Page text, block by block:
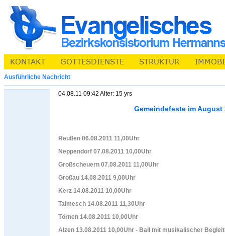
Ausführliche Nachricht
04.08.11 09:42 Alter: 15 yrs
Gemeindefeste im August
Reußen 06.08.2011 11,00Uhr
Neppendorf 07.08.2011 10,00Uhr
Großscheuern 07.08.2011 11,00Uhr
Großau 14.08.2011 9,00Uhr
Kerz 14.08.2011 10,00Uhr
Talmesch 14.08.2011 11,30Uhr
Törnen 14.08.2011 10,00Uhr
Alzen 13.08.2011 10,00Uhr - Ball mit musikalischer